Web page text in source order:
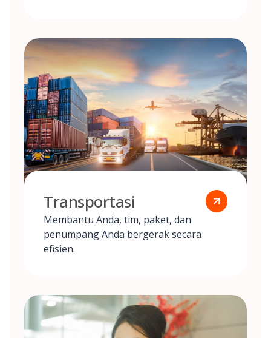
Transportasi
Membantu Anda, tim, paket, dan
penumpang Anda bergerak secara
efisien.